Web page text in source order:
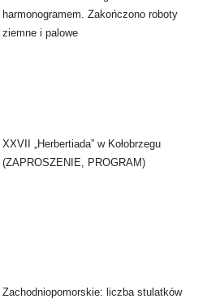
harmonogramem. Zakończono roboty
ziemne i palowe
XXVII „Herbertiada” w Kołobrzegu
(ZAPROSZENIE, PROGRAM)
Zachodniopomorskie: liczba stulatków